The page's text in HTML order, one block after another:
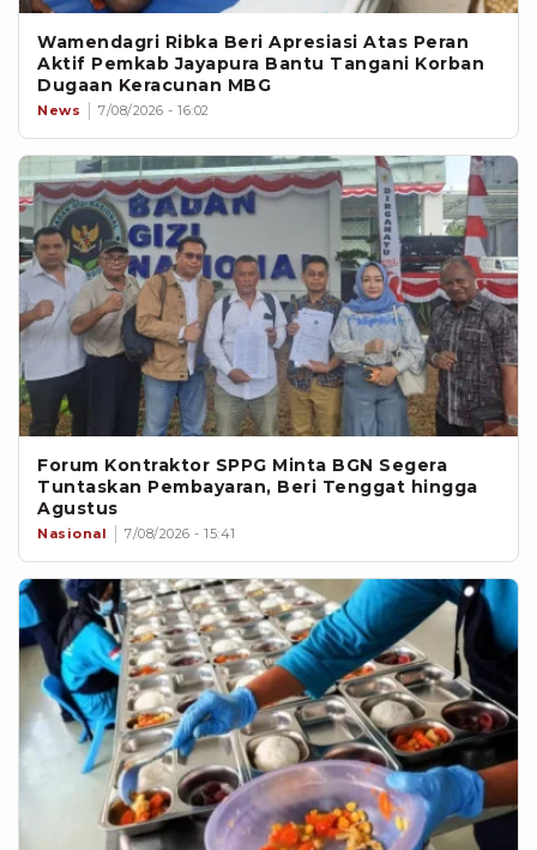
Wamendagri Ribka Beri Apresiasi Atas Peran
Aktif Pemkab Jayapura Bantu Tangani Korban
Dugaan Keracunan MBG
News 7/08/2026 - 16:02
Forum Kontraktor SPPG Minta BGN Segera
Tuntaskan Pembayaran, Beri Tenggat hingga
Agustus
Nasional 7/08/2026 - 15:41